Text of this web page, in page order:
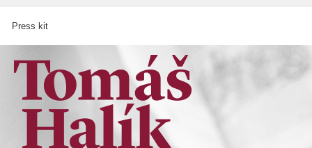
Press kit